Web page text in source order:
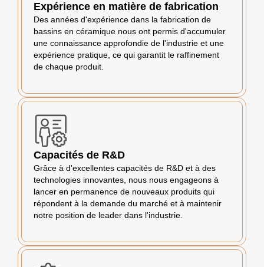
Expérience en matière de fabrication
Des années d'expérience dans la fabrication de
bassins en céramique nous ont permis d'accumuler
une connaissance approfondie de l'industrie et une
expérience pratique, ce qui garantit le raffinement
de chaque produit.
Capacités de R&D
Grâce à d'excellentes capacités de R&D et à des
technologies innovantes, nous nous engageons à
lancer en permanence de nouveaux produits qui
répondent à la demande du marché et à maintenir
notre position de leader dans l'industrie.